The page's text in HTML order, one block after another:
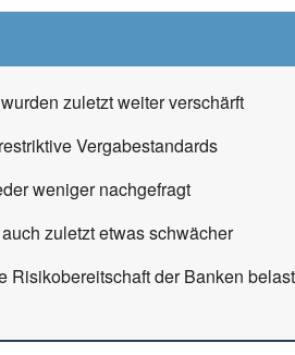
zuletzt weiter verschärft
Vergabestandards
weniger nachgefragt
zuletzt etwas schwächer
der Banken